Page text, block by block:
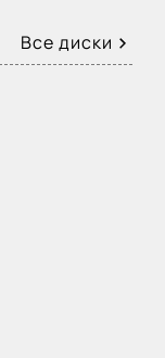
Все диски